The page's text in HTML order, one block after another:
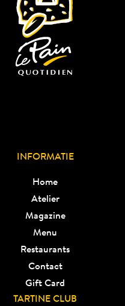
INFORMATIE
Home
Atelier
Magazine
Menu
Restaurants
Contact
Gift Card
TARTINE CLUB